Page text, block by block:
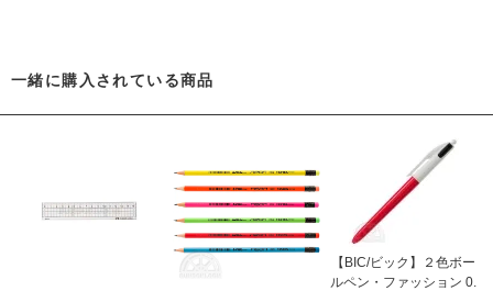
一緒に購入されている商品
【BIC/ビック】２色ボー
ルペン・ファッション 0.